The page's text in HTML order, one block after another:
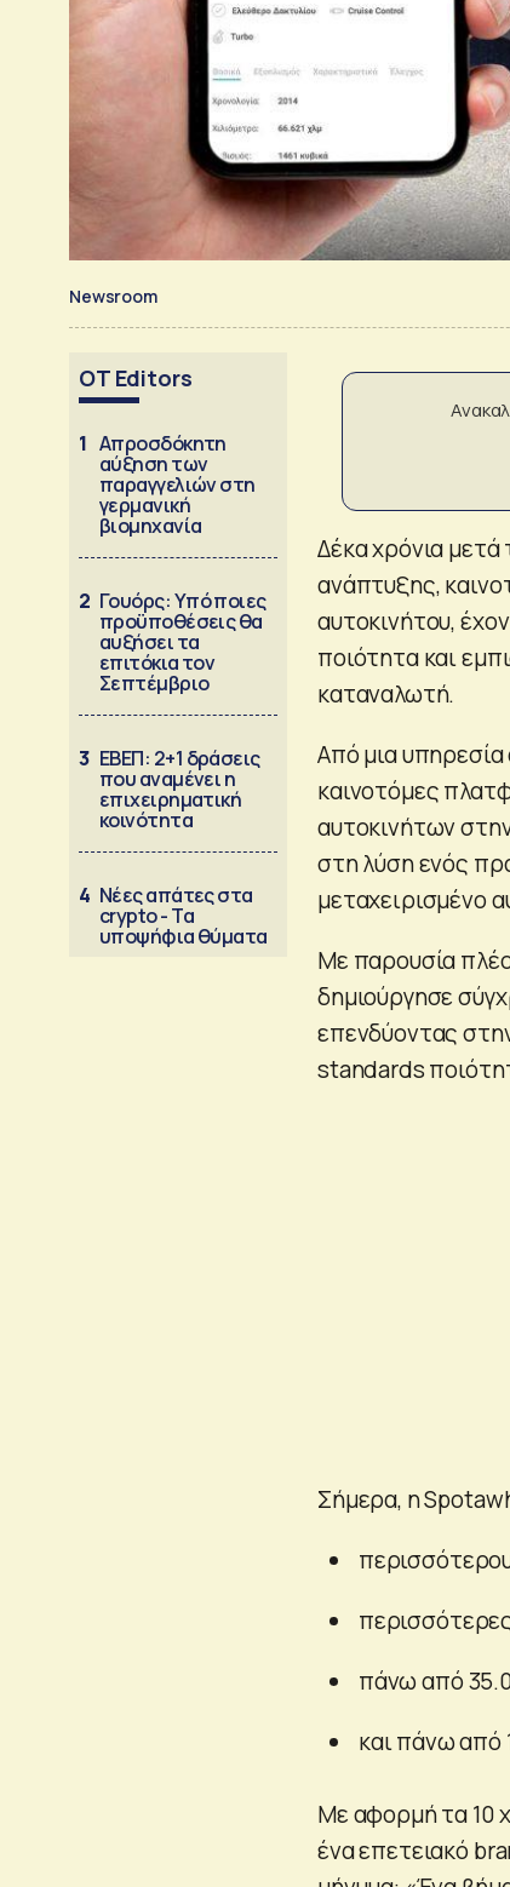
Newsroom
OT Editors
1 Απροσδόκητη
αύξηση των
παραγγελιών στη
γερμανική
βιομηχανία
2 Γουόρς: Υπό ποιες
προϋποθέσεις θα
αυξήσει τα
επιτόκια τον
Σεπτέμβριο
3 ΕΒΕΠ: 2+1 δράσεις
που αναμένει η
επιχειρηματική
κοινότητα
4 Νέες απάτες στα
crypto - Τα
υποψήφια θύματα
Δέκα χρόνια μετά
ανάπτυξης,
αυτοκινήτου,
ποιότητα και
καταναλωτή.
Από μια υπηρεσία
καινοτόμες
αυτοκινήτων
στη λύση ενός
μεταχειρισμένο
Με παρουσία
δημιούργησε
επενδύοντας
standards
Σήμερα, η
πάνω από
και πάνω από
Με αφορμή τα 10
ένα επετειακό